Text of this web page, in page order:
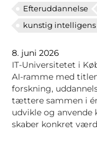
Efteruddannelse
kunstig intelligens
8. juni 2026
IT-Universitetet i
AI‑ramme med
forskning,
tættere sammen i
udvikle og anvende
skaber konkret